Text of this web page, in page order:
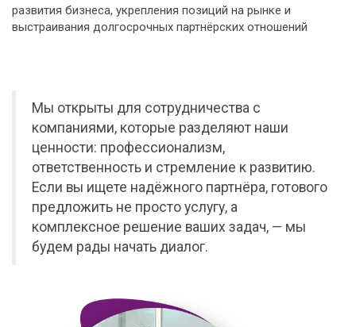
развития бизнеса, укрепления позиций на рынке и
выстраивания долгосрочных партнёрских отношений
Мы открыты для сотрудничества с
компаниями, которые разделяют наши
ценности: профессионализм,
ответственность и стремление к развитию.
Если вы ищете надёжного партнёра, готового
предложить не просто услугу, а
комплексное решение ваших задач, — мы
будем рады начать диалог.